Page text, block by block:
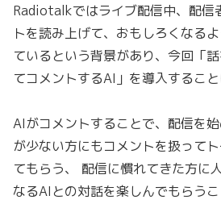
Radiotalkではライブ配信中、配信
トを読み上げて、おもしろくなる
ているという背景があり、今回「
てコメントするAI」を導入すること
AIがコメントすることで、配信を
が少ない方にもコメントを扱って
てもらう、 配信に慣れてきた方に
なるAIとの対話を楽しんでもらう